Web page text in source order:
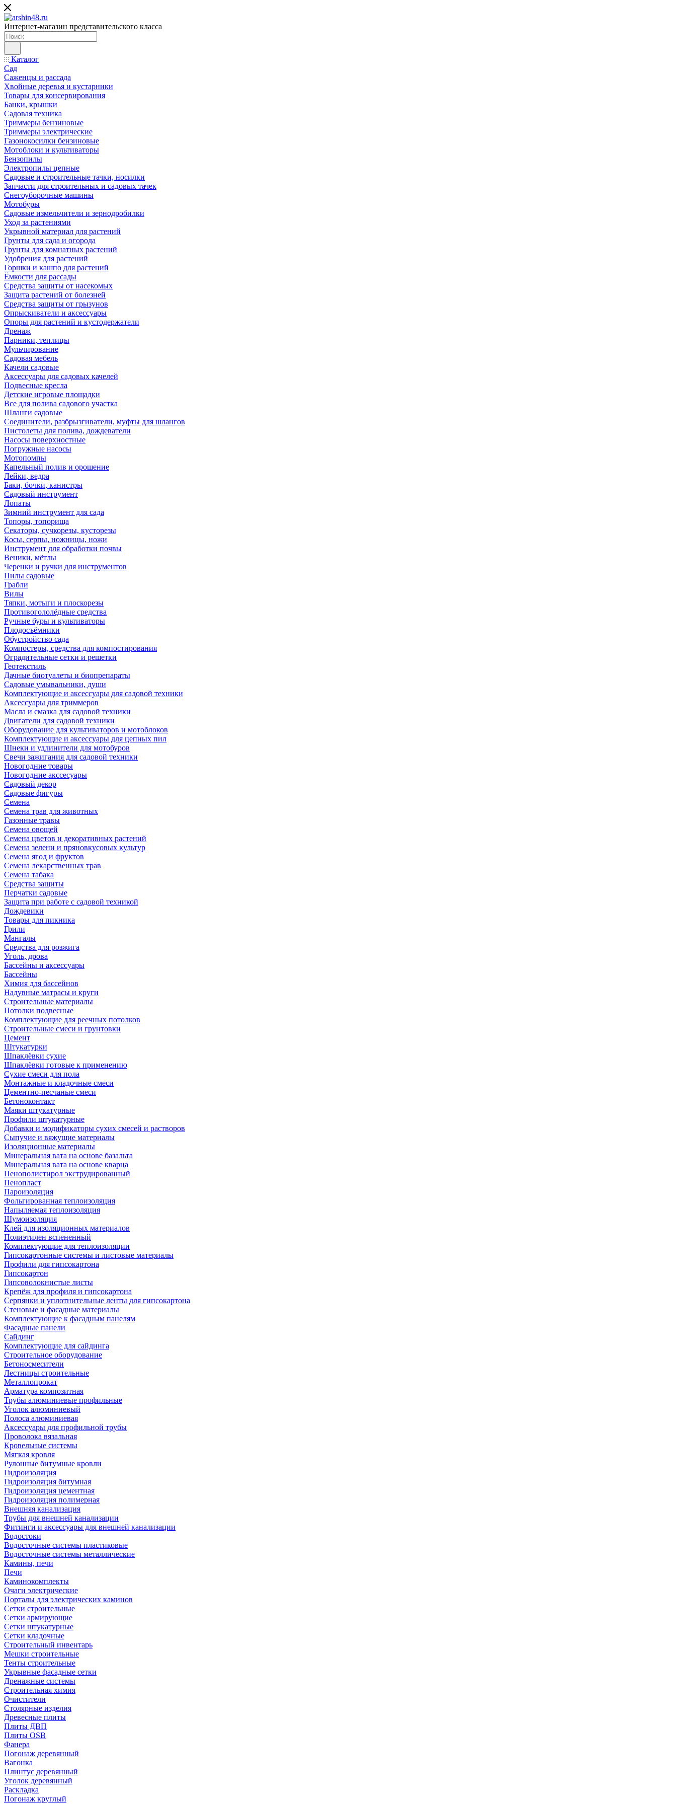
Интернет-магазин представительского класса
Каталог
Сад
Саженцы и рассада
Хвойные деревья и кустарники
Товары для консервирования
Банки, крышки
Садовая техника
Триммеры бензиновые
Триммеры электрические
Газонокосилки бензиновые
Мотоблоки и культиваторы
Бензопилы
Электропилы цепные
Садовые и строительные тачки, носилки
Запчасти для строительных и садовых тачек
Снегоуборочные машины
Мотобуры
Садовые измельчители и зернодробилки
Уход за растениями
Укрывной материал для растений
Грунты для сада и огорода
Грунты для комнатных растений
Удобрения для растений
Горшки и кашпо для растений
Ёмкости для рассады
Средства защиты от насекомых
Защита растений от болезней
Средства защиты от грызунов
Опрыскиватели и аксессуары
Опоры для растений и кустодержатели
Дренаж
Парники, теплицы
Мульчирование
Садовая мебель
Качели садовые
Аксессуары для садовых качелей
Подвесные кресла
Детские игровые площадки
Все для полива садового участка
Шланги садовые
Соединители, разбрызгиватели, муфты для шлангов
Пистолеты для полива, дождеватели
Насосы поверхностные
Погружные насосы
Мотопомпы
Капельный полив и орошение
Лейки, ведра
Баки, бочки, канистры
Садовый инструмент
Лопаты
Зимний инструмент для сада
Топоры, топорища
Секаторы, сучкорезы, кусторезы
Косы, серпы, ножницы, ножи
Инструмент для обработки почвы
Веники, мётлы
Черенки и ручки для инструментов
Пилы садовые
Грабли
Вилы
Тяпки, мотыги и плоскорезы
Противогололёдные средства
Ручные буры и культиваторы
Плодосъёмники
Обустройство сада
Компостеры, средства для компостирования
Оградительные сетки и решетки
Геотекстиль
Дачные биотуалеты и биопрепараты
Садовые умывальники, души
Комплектующие и аксессуары для садовой техники
Аксессуары для триммеров
Масла и смазка для садовой техники
Двигатели для садовой техники
Оборудование для культиваторов и мотоблоков
Комплектующие и аксессуары для цепных пил
Шнеки и удлинители для мотобуров
Свечи зажигания для садовой техники
Новогодние товары
Новогодние акссесуары
Садовый декор
Садовые фигуры
Семена
Семена трав для животных
Газонные травы
Семена овощей
Семена цветов и декоративных растений
Семена зелени и пряновкусовых культур
Семена ягод и фруктов
Семена лекарственных трав
Семена табака
Средства защиты
Перчатки садовые
Защита при работе с садовой техникой
Дождевики
Товары для пикника
Грили
Мангалы
Средства для розжига
Уголь, дрова
Бассейны и аксессуары
Бассейны
Химия для бассейнов
Надувные матрасы и круги
Строительные материалы
Потолки подвесные
Комплектующие для реечных потолков
Строительные смеси и грунтовки
Цемент
Штукатурки
Шпаклёвки сухие
Шпаклёвки готовые к применению
Сухие смеси для пола
Монтажные и кладочные смеси
Цементно-песчаные смеси
Бетоноконтакт
Маяки штукатурные
Профили штукатурные
Добавки и модификаторы сухих смесей и растворов
Сыпучие и вяжущие материалы
Изоляционные материалы
Минеральная вата на основе базальта
Минеральная вата на основе кварца
Пенополистирол экструдированный
Пенопласт
Пароизоляция
Фольгированная теплоизоляция
Напыляемая теплоизоляция
Шумоизоляция
Клей для изоляционных материалов
Полиэтилен вспененный
Комплектующие для теплоизоляции
Гипсокартонные системы и листовые материалы
Профили для гипсокартона
Гипсокартон
Гипсоволокнистые листы
Крепёж для профиля и гипсокартона
Серпянки и уплотнительные ленты для гипсокартона
Стеновые и фасадные материалы
Комплектующие к фасадным панелям
Фасадные панели
Сайдинг
Комплектующие для сайдинга
Строительное оборудование
Бетоносмесители
Лестницы строительные
Металлопрокат
Арматура композитная
Трубы алюминиевые профильные
Уголок алюминиевый
Полоса алюминиевая
Аксессуары для профильной трубы
Проволока вязальная
Кровельные системы
Мягкая кровля
Рулонные битумные кровли
Гидроизоляция
Гидроизоляция битумная
Гидроизоляция цементная
Гидроизоляция полимерная
Внешняя канализация
Трубы для внешней канализации
Фитинги и аксессуары для внешней канализации
Водостоки
Водосточные системы пластиковые
Водосточные системы металлические
Камины, печи
Печи
Каминокомплекты
Очаги электрические
Порталы для электрических каминов
Сетки строительные
Сетки армирующие
Сетки штукатурные
Сетки кладочные
Строительный инвентарь
Мешки строительные
Тенты строительные
Укрывные фасадные сетки
Дренажные системы
Строительная химия
Очистители
Столярные изделия
Древесные плиты
Плиты ДВП
Плиты OSB
Фанера
Погонаж деревянный
Вагонка
Плинтус деревянный
Уголок деревянный
Раскладка
Погонаж круглый